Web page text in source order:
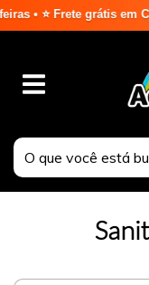
Capital nas